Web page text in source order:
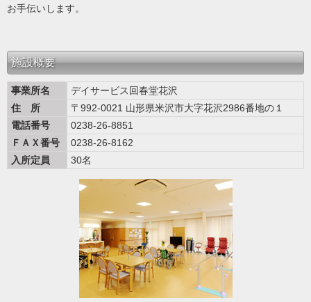
お手伝いします。
施設概要
事業所名
デイサービス回春堂花沢
住 所
〒992-0021 山形県米沢市大字花沢2986番地の１
電話番号
0238-26-8851
ＦＡＸ番号
0238-26-8162
入所定員
30名